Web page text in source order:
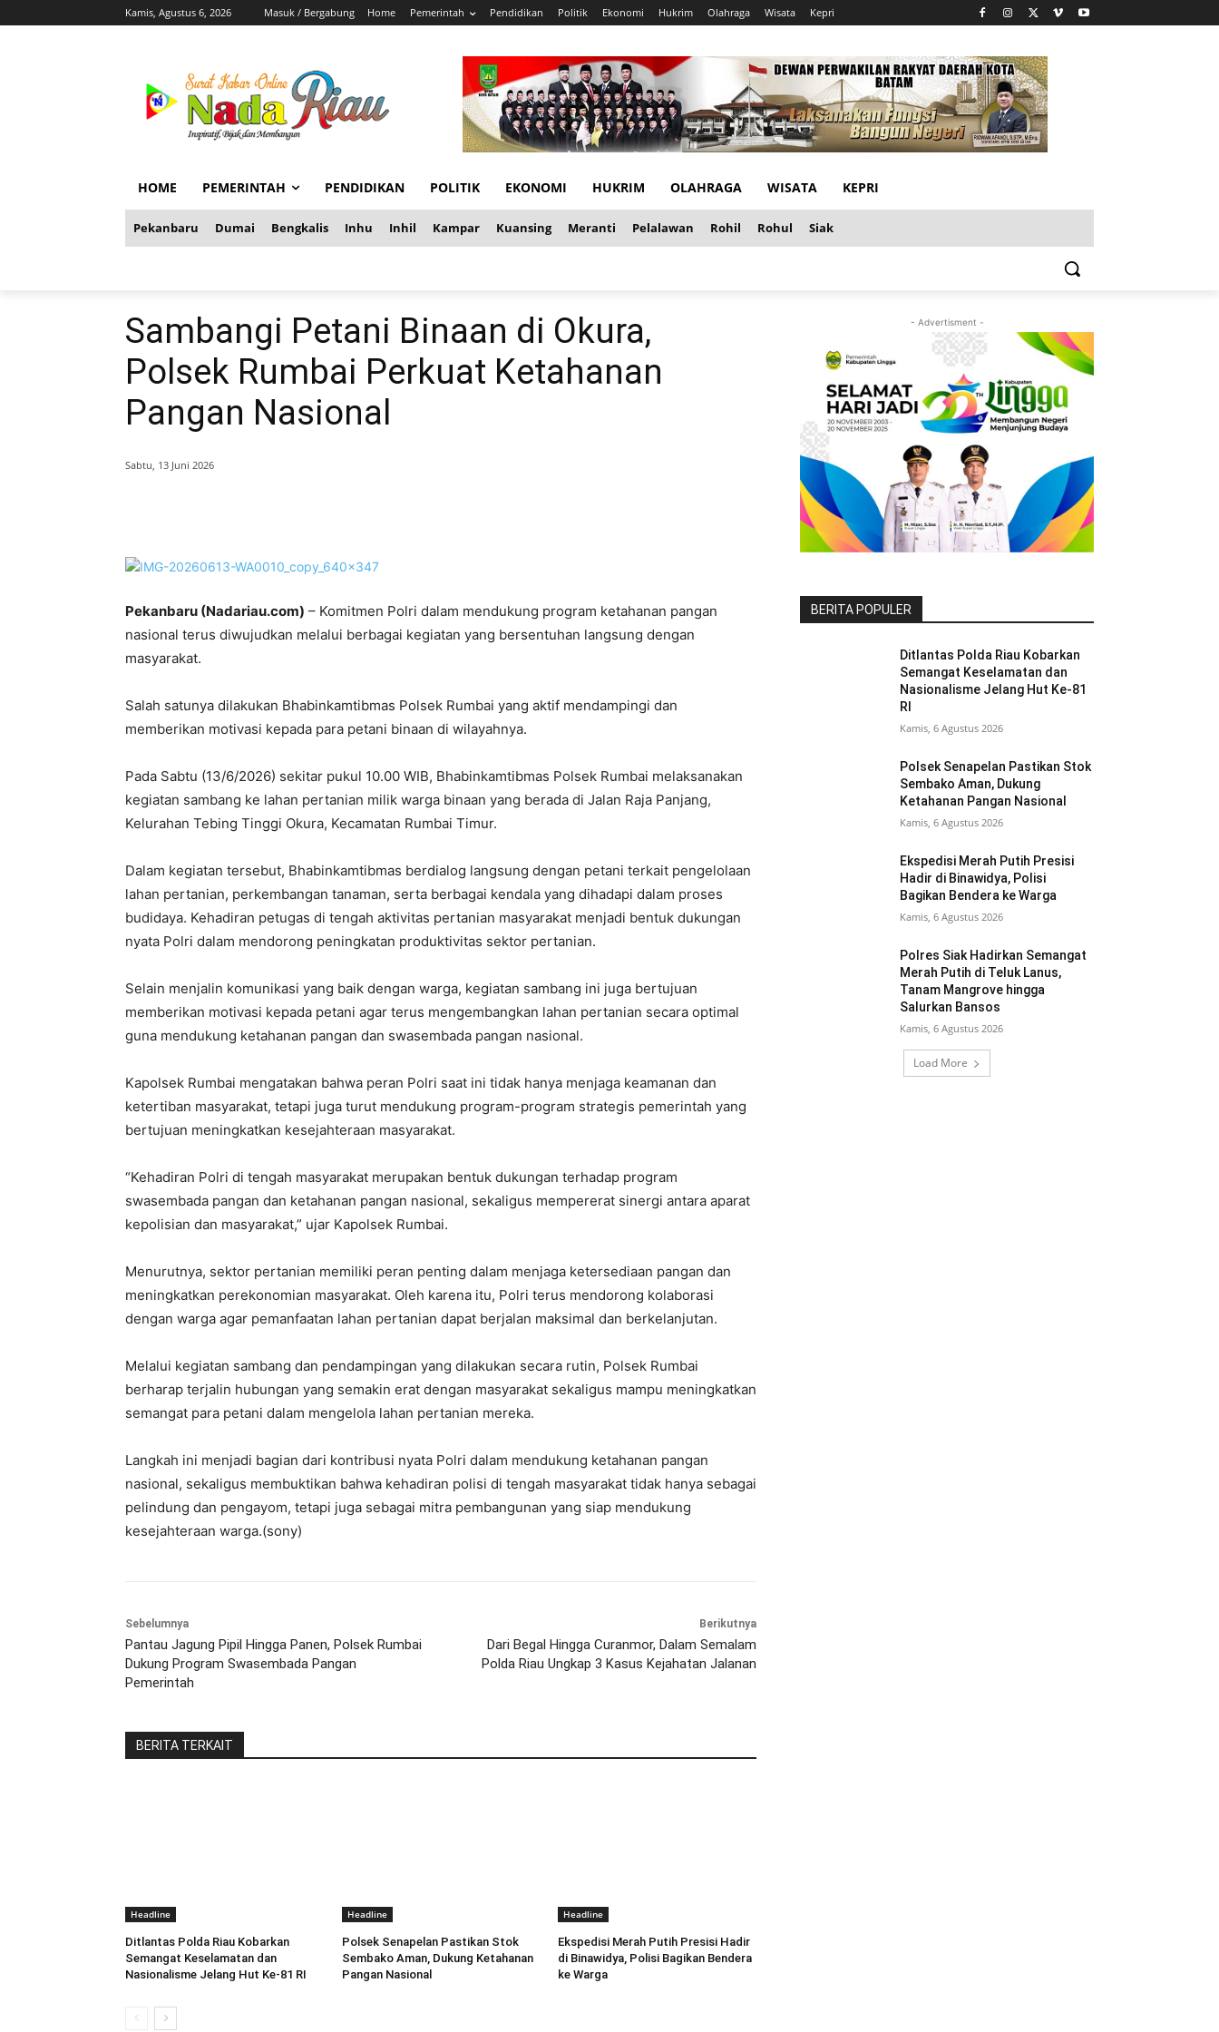
Kamis, Agustus 6, 2026 Masuk / Bergabung Home Pemerintah Pendidikan Politik Ekonomi Hukrim Olahraga Wisata Kepri
HOME PEMERINTAH PENDIDIKAN POLITIK EKONOMI HUKRIM OLAHRAGA WISATA KEPRI
Pekanbaru Dumai Bengkalis Inhu Inhil Kampar Kuansing Meranti Pelalawan Rohil Rohul Siak
Sambangi Petani Binaan di Okura,
Polsek Rumbai Perkuat Ketahanan
Pangan Nasional
Sabtu, 13 Juni 2026
Pekanbaru (Nadariau.com) – Komitmen Polri dalam mendukung program ketahanan pangan
nasional terus diwujudkan melalui berbagai kegiatan yang bersentuhan langsung dengan
masyarakat.
Salah satunya dilakukan Bhabinkamtibmas Polsek Rumbai yang aktif mendampingi dan
memberikan motivasi kepada para petani binaan di wilayahnya.
Pada Sabtu (13/6/2026) sekitar pukul 10.00 WIB, Bhabinkamtibmas Polsek Rumbai melaksanakan
kegiatan sambang ke lahan pertanian milik warga binaan yang berada di Jalan Raja Panjang,
Kelurahan Tebing Tinggi Okura, Kecamatan Rumbai Timur.
Dalam kegiatan tersebut, Bhabinkamtibmas berdialog langsung dengan petani terkait pengelolaan
lahan pertanian, perkembangan tanaman, serta berbagai kendala yang dihadapi dalam proses
budidaya. Kehadiran petugas di tengah aktivitas pertanian masyarakat menjadi bentuk dukungan
nyata Polri dalam mendorong peningkatan produktivitas sektor pertanian.
Selain menjalin komunikasi yang baik dengan warga, kegiatan sambang ini juga bertujuan
memberikan motivasi kepada petani agar terus mengembangkan lahan pertanian secara optimal
guna mendukung ketahanan pangan dan swasembada pangan nasional.
Kapolsek Rumbai mengatakan bahwa peran Polri saat ini tidak hanya menjaga keamanan dan
ketertiban masyarakat, tetapi juga turut mendukung program-program strategis pemerintah yang
bertujuan meningkatkan kesejahteraan masyarakat.
“Kehadiran Polri di tengah masyarakat merupakan bentuk dukungan terhadap program
swasembada pangan dan ketahanan pangan nasional, sekaligus mempererat sinergi antara aparat
kepolisian dan masyarakat,” ujar Kapolsek Rumbai.
Menurutnya, sektor pertanian memiliki peran penting dalam menjaga ketersediaan pangan dan
meningkatkan perekonomian masyarakat. Oleh karena itu, Polri terus mendorong kolaborasi
dengan warga agar pemanfaatan lahan pertanian dapat berjalan maksimal dan berkelanjutan.
Melalui kegiatan sambang dan pendampingan yang dilakukan secara rutin, Polsek Rumbai
berharap terjalin hubungan yang semakin erat dengan masyarakat sekaligus mampu meningkatkan
semangat para petani dalam mengelola lahan pertanian mereka.
Langkah ini menjadi bagian dari kontribusi nyata Polri dalam mendukung ketahanan pangan
nasional, sekaligus membuktikan bahwa kehadiran polisi di tengah masyarakat tidak hanya sebagai
pelindung dan pengayom, tetapi juga sebagai mitra pembangunan yang siap mendukung
kesejahteraan warga.(sony)
Sebelumnya
Pantau Jagung Pipil Hingga Panen, Polsek Rumbai
Dukung Program Swasembada Pangan
Pemerintah
Berikutnya
Dari Begal Hingga Curanmor, Dalam Semalam
Polda Riau Ungkap 3 Kasus Kejahatan Jalanan
BERITA TERKAIT
Headline
Ditlantas Polda Riau Kobarkan
Semangat Keselamatan dan
Nasionalisme Jelang Hut Ke-81 RI
Headline
Polsek Senapelan Pastikan Stok
Sembako Aman, Dukung Ketahanan
Pangan Nasional
Headline
Ekspedisi Merah Putih Presisi Hadir
di Binawidya, Polisi Bagikan Bendera
ke Warga
- Advertisment -
BERITA POPULER
Ditlantas Polda Riau Kobarkan
Semangat Keselamatan dan
Nasionalisme Jelang Hut Ke-81
RI
Kamis, 6 Agustus 2026
Polsek Senapelan Pastikan Stok
Sembako Aman, Dukung
Ketahanan Pangan Nasional
Kamis, 6 Agustus 2026
Ekspedisi Merah Putih Presisi
Hadir di Binawidya, Polisi
Bagikan Bendera ke Warga
Kamis, 6 Agustus 2026
Polres Siak Hadirkan Semangat
Merah Putih di Teluk Lanus,
Tanam Mangrove hingga
Salurkan Bansos
Kamis, 6 Agustus 2026
Load More